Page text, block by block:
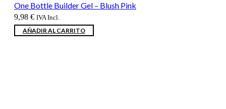
One Bottle Builder Gel – Blush Pink
9,98 € IVA Incl.
AÑADIR AL CARRITO